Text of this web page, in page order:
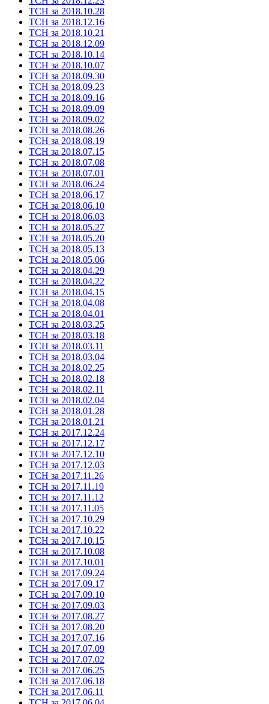
ТСН за 2018.10.28
ТСН за 2018.12.16
ТСН за 2018.10.21
ТСН за 2018.12.09
ТСН за 2018.10.14
ТСН за 2018.10.07
ТСН за 2018.09.30
ТСН за 2018.09.23
ТСН за 2018.09.16
ТСН за 2018.09.09
ТСН за 2018.09.02
ТСН за 2018.08.26
ТСН за 2018.08.19
ТСН за 2018.07.15
ТСН за 2018.07.08
ТСН за 2018.07.01
ТСН за 2018.06.24
ТСН за 2018.06.17
ТСН за 2018.06.10
ТСН за 2018.06.03
ТСН за 2018.05.27
ТСН за 2018.05.20
ТСН за 2018.05.13
ТСН за 2018.05.06
ТСН за 2018.04.29
ТСН за 2018.04.22
ТСН за 2018.04.15
ТСН за 2018.04.08
ТСН за 2018.04.01
ТСН за 2018.03.25
ТСН за 2018.03.18
ТСН за 2018.03.11
ТСН за 2018.03.04
ТСН за 2018.02.25
ТСН за 2018.02.18
ТСН за 2018.02.11
ТСН за 2018.02.04
ТСН за 2018.01.28
ТСН за 2018.01.21
ТСН за 2017.12.24
ТСН за 2017.12.17
ТСН за 2017.12.10
ТСН за 2017.12.03
ТСН за 2017.11.26
ТСН за 2017.11.19
ТСН за 2017.11.12
ТСН за 2017.11.05
ТСН за 2017.10.29
ТСН за 2017.10.22
ТСН за 2017.10.15
ТСН за 2017.10.08
ТСН за 2017.10.01
ТСН за 2017.09.24
ТСН за 2017.09.17
ТСН за 2017.09.10
ТСН за 2017.09.03
ТСН за 2017.08.27
ТСН за 2017.08.20
ТСН за 2017.07.16
ТСН за 2017.07.09
ТСН за 2017.07.02
ТСН за 2017.06.25
ТСН за 2017.06.18
ТСН за 2017.06.11